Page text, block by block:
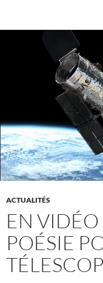
ACTUALITÉS
EN VIDÉO
POÉSIE